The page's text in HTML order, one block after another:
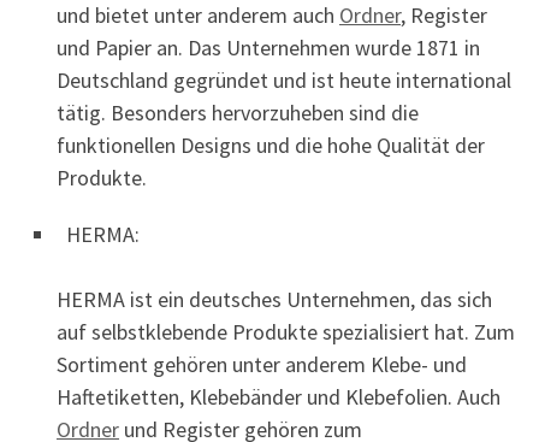
und bietet unter anderem auch Ordner, Register
und Papier an. Das Unternehmen wurde 1871 in
Deutschland gegründet und ist heute international
tätig. Besonders hervorzuheben sind die
funktionellen Designs und die hohe Qualität der
Produkte.
HERMA:
HERMA ist ein deutsches Unternehmen, das sich
auf selbstklebende Produkte spezialisiert hat. Zum
Sortiment gehören unter anderem Klebe- und
Haftetiketten, Klebebänder und Klebefolien. Auch
Ordner und Register gehören zum